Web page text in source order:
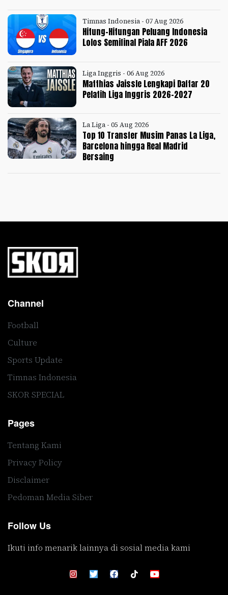
Timnas Indonesia - 07 Aug 2026
Hitung-Hitungan Peluang Indonesia
Lolos Semifinal Piala AFF 2026
Liga Inggris - 06 Aug 2026
Matthias Jaissle Lengkapi Daftar 20
Pelatih Liga Inggris 2026-2027
La Liga - 05 Aug 2026
Top 10 Transfer Musim Panas La Liga,
Barcelona hingga Real Madrid
Bersaing
Channel
Football
Culture
Sports Update
Timnas Indonesia
SKOR SPECIAL
Pages
Tentang Kami
Privacy Policy
Disclaimer
Pedoman Media Siber
Follow Us
Ikuti info menarik lainnya di sosial media kami